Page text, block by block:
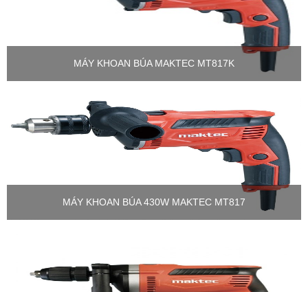
MÁY KHOAN BÚA MAKTEC MT817K
MÁY KHOAN BÚA 430W MAKTEC MT817